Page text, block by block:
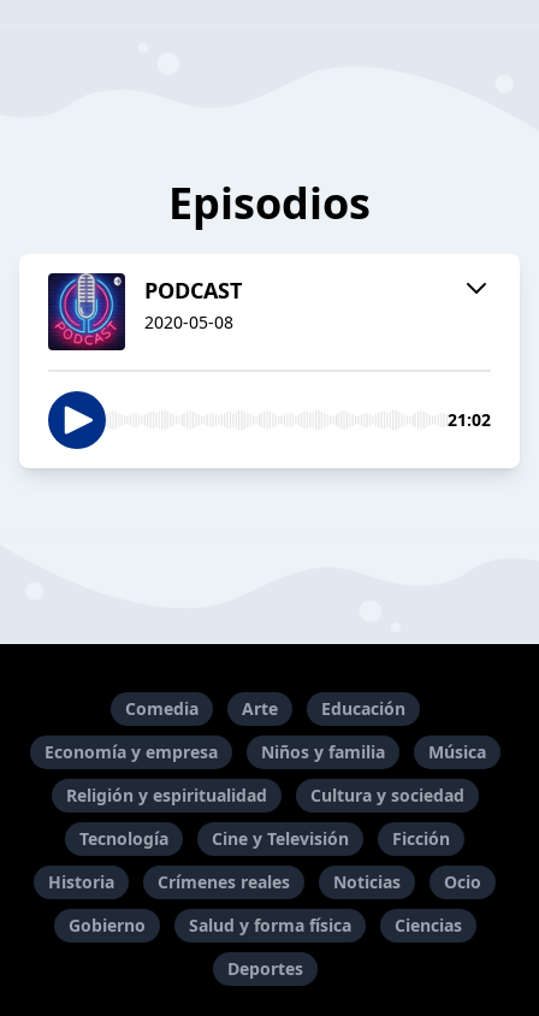
Episodios
PODCAST
2020-05-08
21:02
Comedia Arte
Educación
Economía y empresa
Niños y familia
Música
Religión y espiritualidad
Cultura y sociedad
Tecnología
Cine y Televisión
Ficción
Historia
Crímenes reales Noticias
Ocio
Gobierno
Salud y forma física
Ciencias
Deportes